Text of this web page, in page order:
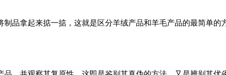
拿起来掂一掂，这就是区分羊绒产品和羊毛产品的最简单的